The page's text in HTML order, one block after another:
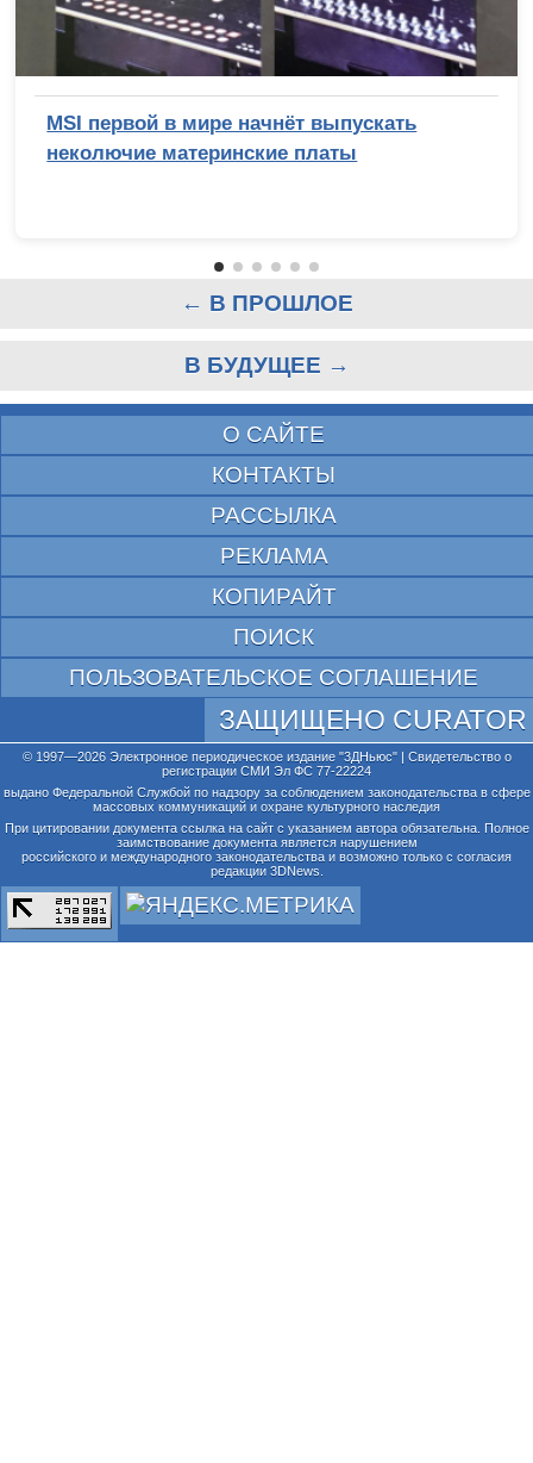
MSI первой в мире начнёт выпускать
неколючие материнские платы
← В ПРОШЛОЕ
В БУДУЩЕЕ →
О САЙТЕ
КОНТАКТЫ
РАССЫЛКА
РЕКЛАМА
КОПИРАЙТ
ПОИСК
ПОЛЬЗОВАТЕЛЬСКОЕ СОГЛАШЕНИЕ
ЗАЩИЩЕНО CURATOR
© 1997—2026 Электронное периодическое издание "3ДНьюс" | Свидетельство о
регистрации СМИ Эл ФС 77-22224
выдано Федеральной Службой по надзору за соблюдением законодательства в сфере
массовых коммуникаций и охране культурного наследия
При цитировании документа ссылка на сайт с указанием автора обязательна. Полное
заимствование документа является нарушением
российского и международного законодательства и возможно только с согласия
редакции 3DNews.